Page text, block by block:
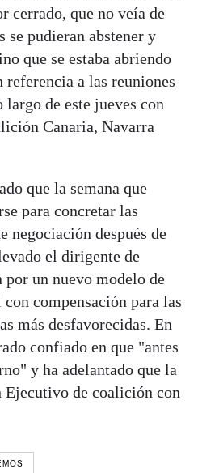
cerrado, que no veía de
se pudieran abstener y
que se estaba abriendo
referencia a las reuniones
largo de este jueves con
Canaria, Navarra
que la semana que
para concretar las
negociación después de
el dirigente de
por un nuevo modelo de
compensación para las
más desfavorecidas. En
confiado en que "antes
y ha adelantado que la
de coalición con